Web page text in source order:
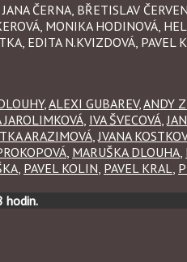
ČERNA, BŘETISLAV
MONIKA HODINOVÁ,
EDITA N.KVIZDOVÁ, PAVEL
, ALEXI GUBAREV, ANDY
IVA ŠVECOVÁ
ARAZIMOVÁ JVANA
MARUŠKA DLOUHA
PAVEL KOLIN PAVEL KRAL
hodin.